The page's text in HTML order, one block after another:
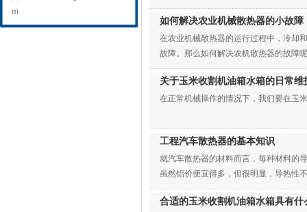
m
如何解决农业机械散热器的小故障
在农业机械散热器的运行过程中，冷却
故障。那么如何解决农机散热器的故障
关于玉米收割机油箱水箱的日常维
在正常机械操作的情况下，我们要在玉
工程汽车散热器的基本知识
就汽车散热器的材料而言，每种材料的
虽然铝价便宜得多，但很明显，导热性
合适的玉米收割机油箱水箱具有什